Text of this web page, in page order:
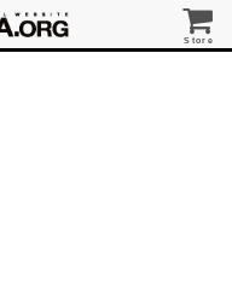
Store